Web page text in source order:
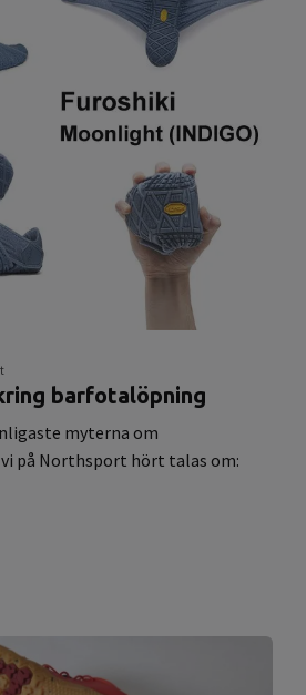
barfotalöpning
myterna om
på Northsport hört talas om: